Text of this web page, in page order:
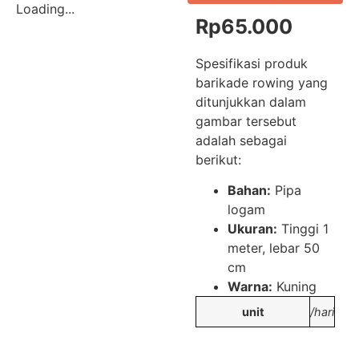
Loading...
Rp65.000
Spesifikasi produk
barikade rowing yang
ditunjukkan dalam
gambar tersebut
adalah sebagai
berikut:
Bahan: Pipa
logam
Ukuran: Tinggi 1
meter, lebar 50
cm
Warna: Kuning
unit /hari